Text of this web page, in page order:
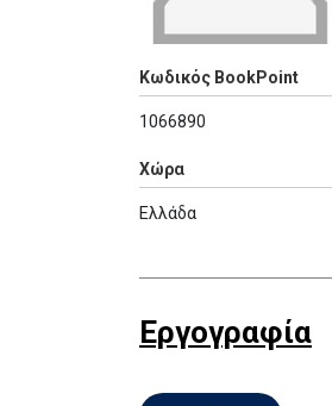
Κωδικός BookPoint
1066890
Χώρα
Ελλάδα
Εργογραφία